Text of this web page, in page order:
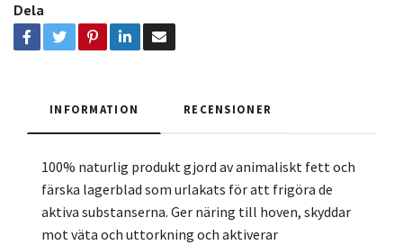
Dela
INFORMATION RECENSIONER
100% naturlig produkt gjord av animaliskt fett och
färska lagerblad som urlakats för att frigöra de
aktiva substanserna. Ger näring till hoven, skyddar
mot väta och uttorkning och aktiverar